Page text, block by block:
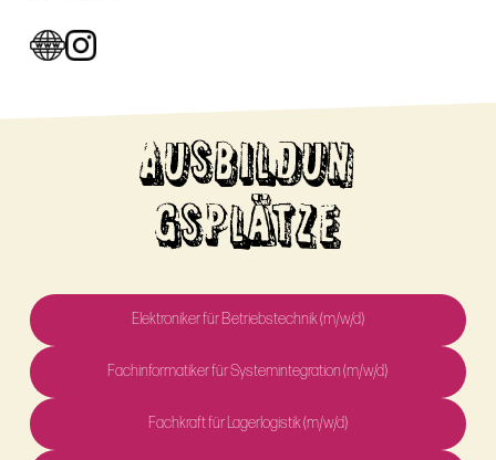
AUSBILDUN
GSPLÄTZE
Elektroniker für Betriebstechnik (m/w/d)
Fachinformatiker für Systemintegration (m/w/d)
Fachkraft für Lagerlogistik (m/w/d)